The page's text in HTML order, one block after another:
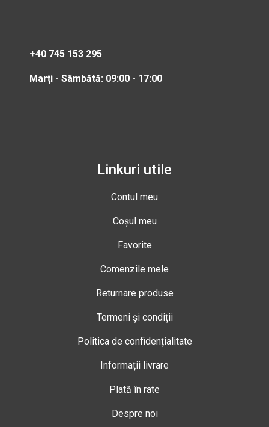
+40 745 153 295
Marți - Sâmbătă: 09:00 - 17:00
Linkuri utile
Contul meu
Coșul meu
Favorite
Comenzile mele
Returnare produse
Termeni și condiții
Politica de confidențialitate
Informații livrare
Plată în rate
Despre noi